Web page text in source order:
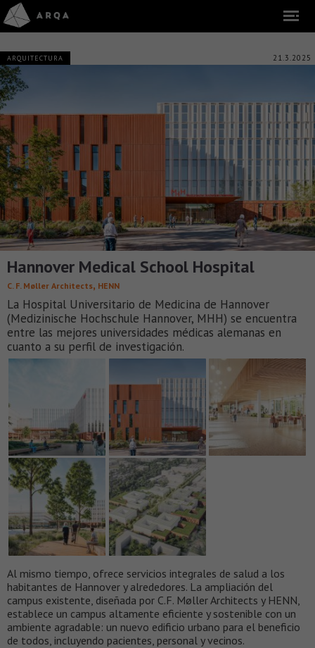
ARQUITECTURA 21.3.2025
Hannover Medical School Hospital
C. F. Møller Architects, HENN
La Hospital Universitario de Medicina de Hannover
(Medizinische Hochschule Hannover, MHH) se encuentra
entre las mejores universidades médicas alemanas en
cuanto a su perfil de investigación.
Al mismo tiempo, ofrece servicios integrales de salud a los
habitantes de Hannover y alrededores. La ampliación del
campus existente, diseñada por C.F. Møller Architects y HENN,
establece un campus altamente eficiente y sostenible con un
ambiente agradable: un nuevo edificio urbano para el beneficio
de todos, incluyendo pacientes, personal y vecinos.